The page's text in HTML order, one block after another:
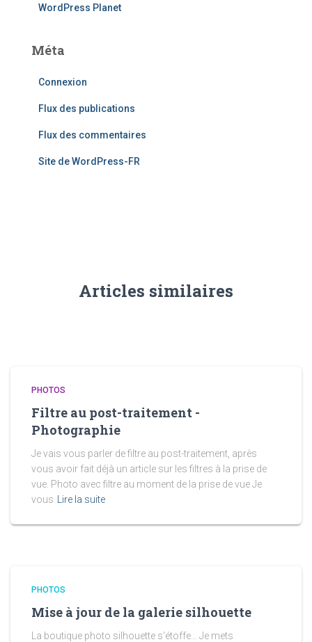
WordPress Planet
Méta
Connexion
Flux des publications
Flux des commentaires
Site de WordPress-FR
Articles similaires
PHOTOS
Filtre au post-traitement -
Photographie
Je vais vous parler de filtre au post-traitement, après
vous avoir fait déjà un article sur les filtres à la prise de
vue. Photo avec filtre au moment de la prise de vue Je
vous
Lire la suite
PHOTOS
Mise à jour de la galerie silhouette
La boutique photo silhouette s’étoffe… Je mets